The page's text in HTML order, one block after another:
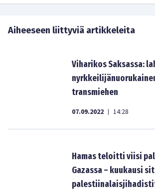
Aiheeseen liittyviä artikkeleita
Viharikos Saksassa:
transmiehen
07.09.2022 | 14:28
Hamas teloitti viisi
Gazassa – kuukausi